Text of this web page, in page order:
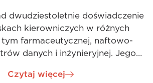
dwudziestoletnie doświadczenie
kierowniczych w różnych
tym farmaceutycznej, naftowo-
danych i inżynieryjnej. Jego
jak Irlandia, Europa, Wielka
Czytaj więcej